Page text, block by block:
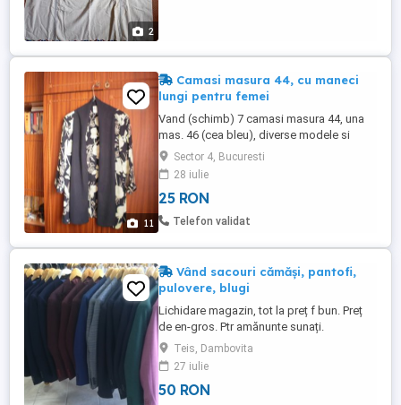
2
11
Camasi masura 44, cu maneci
lungi pentru femei
Vand (schimb) 7 camasi masura 44, una
mas. 46 (cea bleu), diverse modele si
culori, putin folosite sau nefolosite,
fabricate in diferite tari, din polyester
100%, exceptandu-le pe a 4-a, care este
din bumbac in combinatie cu alte fibre si
pe a 7 -a care are 63% vascoza si 37%
Sector 4, Bucuresti
28 iulie
25 RON
Telefon validat
Vând sacouri cămăși, pantofi,
pulovere, blugi
Lichidare magazin, tot la preț f bun. Preț
de en-gros. Ptr amănunte sunați.
Teis, Dambovita
27 iulie
50 RON